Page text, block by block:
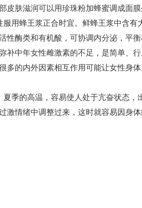
皮肤滋润可以用珍珠粉加蜂蜜调成面
服用蜂王浆正合时宜。鲜蜂王浆中含
性酶类和有机酸，可协调内分泌，平
补中年女性雌激素的不足，是简单、
多的内外因素相互作用可能让女性身
夏季的高温，容易使人处于亢奋状态，
激情绪中调整过来，这时就容易因身